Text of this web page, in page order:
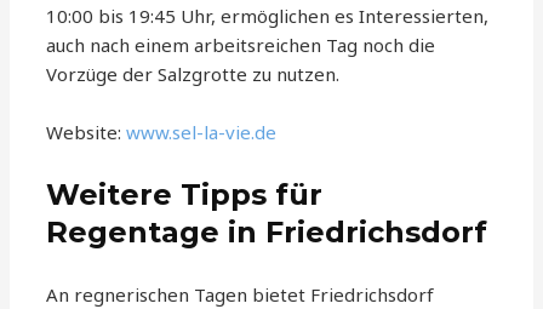
10:00 bis 19:45 Uhr, ermöglichen es Interessierten,
auch nach einem arbeitsreichen Tag noch die
Vorzüge der Salzgrotte zu nutzen.
Website:www.sel-la-vie.de
Weitere Tipps für
Regentage in Friedrichsdorf
An regnerischen Tagen bietet Friedrichsdorf